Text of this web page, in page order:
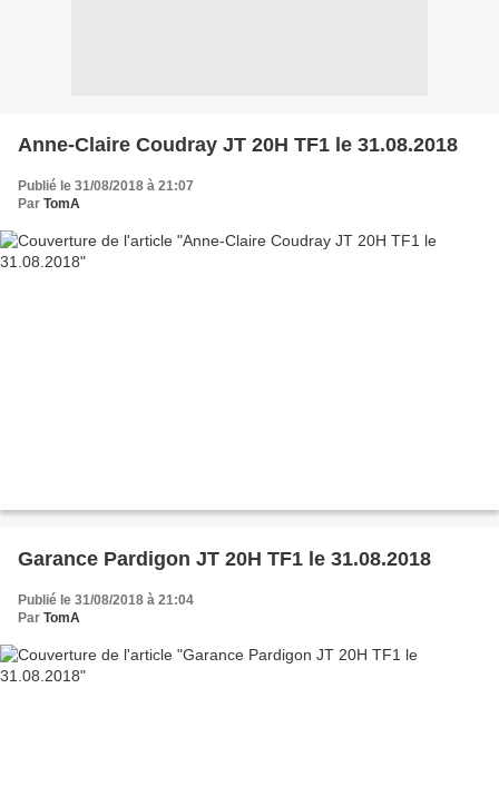
Anne-Claire Coudray JT 20H TF1 le 31.08.2018
Publié le 31/08/2018 à 21:07
Par TomA
Garance Pardigon JT 20H TF1 le 31.08.2018
Publié le 31/08/2018 à 21:04
Par TomA